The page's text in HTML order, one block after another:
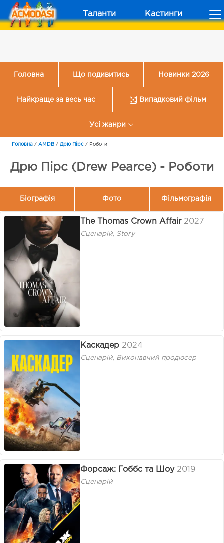
Таланти Кастинги
Головна Що подивитись Новинки 2026
Найкраще за весь час Випадковий фільм
Усі жанри
Головна / AMDB / Дрю Пірс / Роботи
Дрю Пірс (Drew Pearce) - Роботи
Біографія Фото Фільмографія
The Thomas Crown Affair 2027
Сценарій, Story
Каскадер 2024
Сценарій, Виконавчий продюсер
Форсаж: Гоббс та Шоу 2019
Сценарій